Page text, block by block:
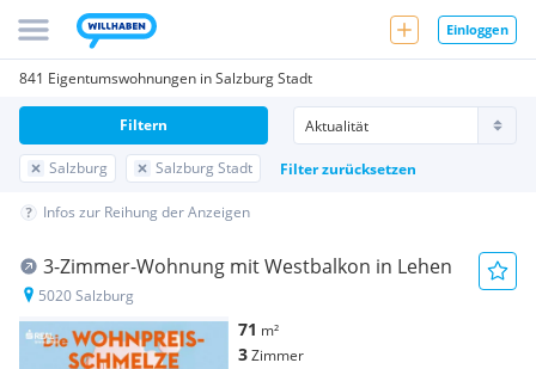
Einloggen
841 Eigentumswohnungen in Salzburg Stadt
Salzburg Salzburg Stadt Filter zurücksetzen
Filtern
Infos zur Reihung der Anzeigen
3-Zimmer-Wohnung mit Westbalkon in Lehen
5020 Salzburg
71 m²
3Zimmer